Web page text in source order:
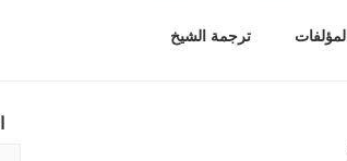
المؤلفات ترجمة الشيخ